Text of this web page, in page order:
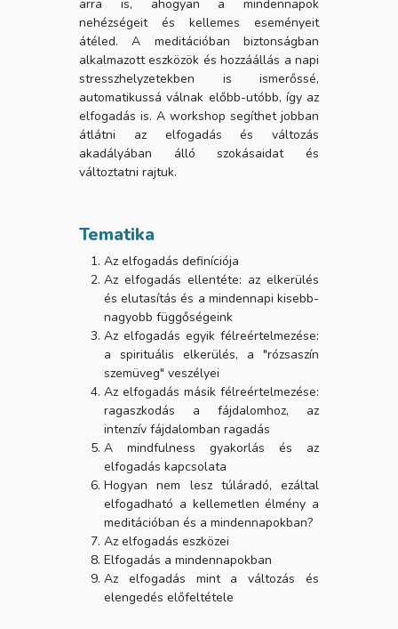
arra is, ahogyan a mindennapok
nehézségeit és kellemes eseményeit
átéled. A meditációban biztonságban
alkalmazott eszközök és hozzáállás a napi
stresszhelyzetekben is ismerőssé,
automatikussá válnak előbb-utóbb, így az
elfogadás is. A workshop segíthet jobban
átlátni az elfogadás és változás
akadályában álló szokásaidat és
változtatni rajtuk.
Tematika
Az elfogadás definíciója
Az elfogadás ellentéte: az elkerülés
és elutasítás és a mindennapi kisebb-
nagyobb függőségeink
Az elfogadás egyik félreértelmezése:
a spirituális elkerülés, a "rózsaszín
szemüveg" veszélyei
Az elfogadás másik félreértelmezése:
ragaszkodás a fájdalomhoz, az
intenzív fájdalomban ragadás
A mindfulness gyakorlás és az
elfogadás kapcsolata
Hogyan nem lesz túláradó, ezáltal
elfogadható a kellemetlen élmény a
meditációban és a mindennapokban?
Az elfogadás eszközei
Elfogadás a mindennapokban
Az elfogadás mint a változás és
elengedés előfeltétele